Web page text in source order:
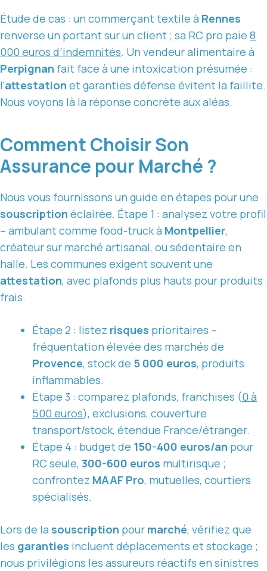
Étude de cas : un commerçant textile à Rennes
renverse un portant sur un client ; sa RC pro paie 8
000 euros d’indemnités. Un vendeur alimentaire à
Perpignan fait face à une intoxication présumée :
l’attestation et garanties défense évitent la faillite.
Nous voyons là la réponse concrète aux aléas.
Comment Choisir Son
Assurance pour Marché ?
Nous vous fournissons un guide en étapes pour une
souscription éclairée. Étape 1 : analysez votre profil
– ambulant comme food-truck à Montpellier,
créateur sur marché artisanal, ou sédentaire en
halle. Les communes exigent souvent une
attestation, avec plafonds plus hauts pour produits
frais.
Étape 2 : listez risques prioritaires –
fréquentation élevée des marchés de
Provence, stock de 5 000 euros, produits
inflammables.
Étape 3 : comparez plafonds, franchises (0 à
500 euros), exclusions, couverture
transport/stock, étendue France/étranger.
Étape 4 : budget de 150-400 euros/an pour
RC seule, 300-600 euros multirisque ;
confrontez MAAF Pro, mutuelles, courtiers
spécialisés.
Lors de la souscription pour marché, vérifiez que
les garanties incluent déplacements et stockage ;
nous privilégions les assureurs réactifs en sinistres